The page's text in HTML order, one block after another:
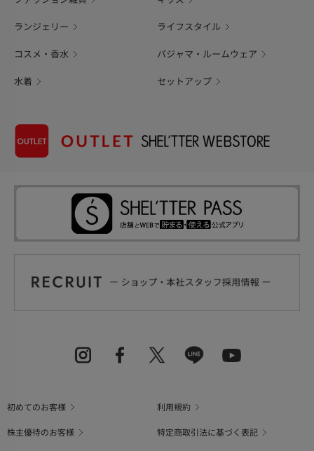
ランジェリー ライフスタイル
コスメ・香水 パジャマ・ルームウェア
水着 セットアップ
初めてのお客様
利用規約
株主優待のお客様
特定商取引法に基づく表記